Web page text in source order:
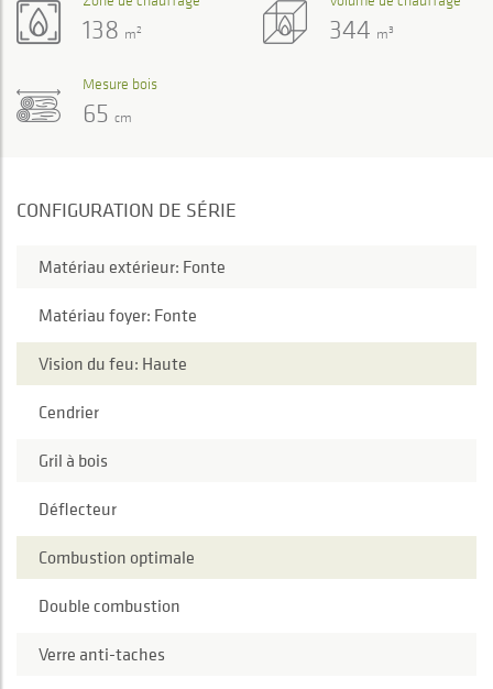
344 m3
138 m2
Mesure bois
65 cm
CONFIGURATION DE SÉRIE
Matériau extérieur: Fonte
Matériau foyer: Fonte
Vision du feu: Haute
Cendrier
Gril à bois
Déflecteur
Combustion optimale
Double combustion
Verre anti-taches